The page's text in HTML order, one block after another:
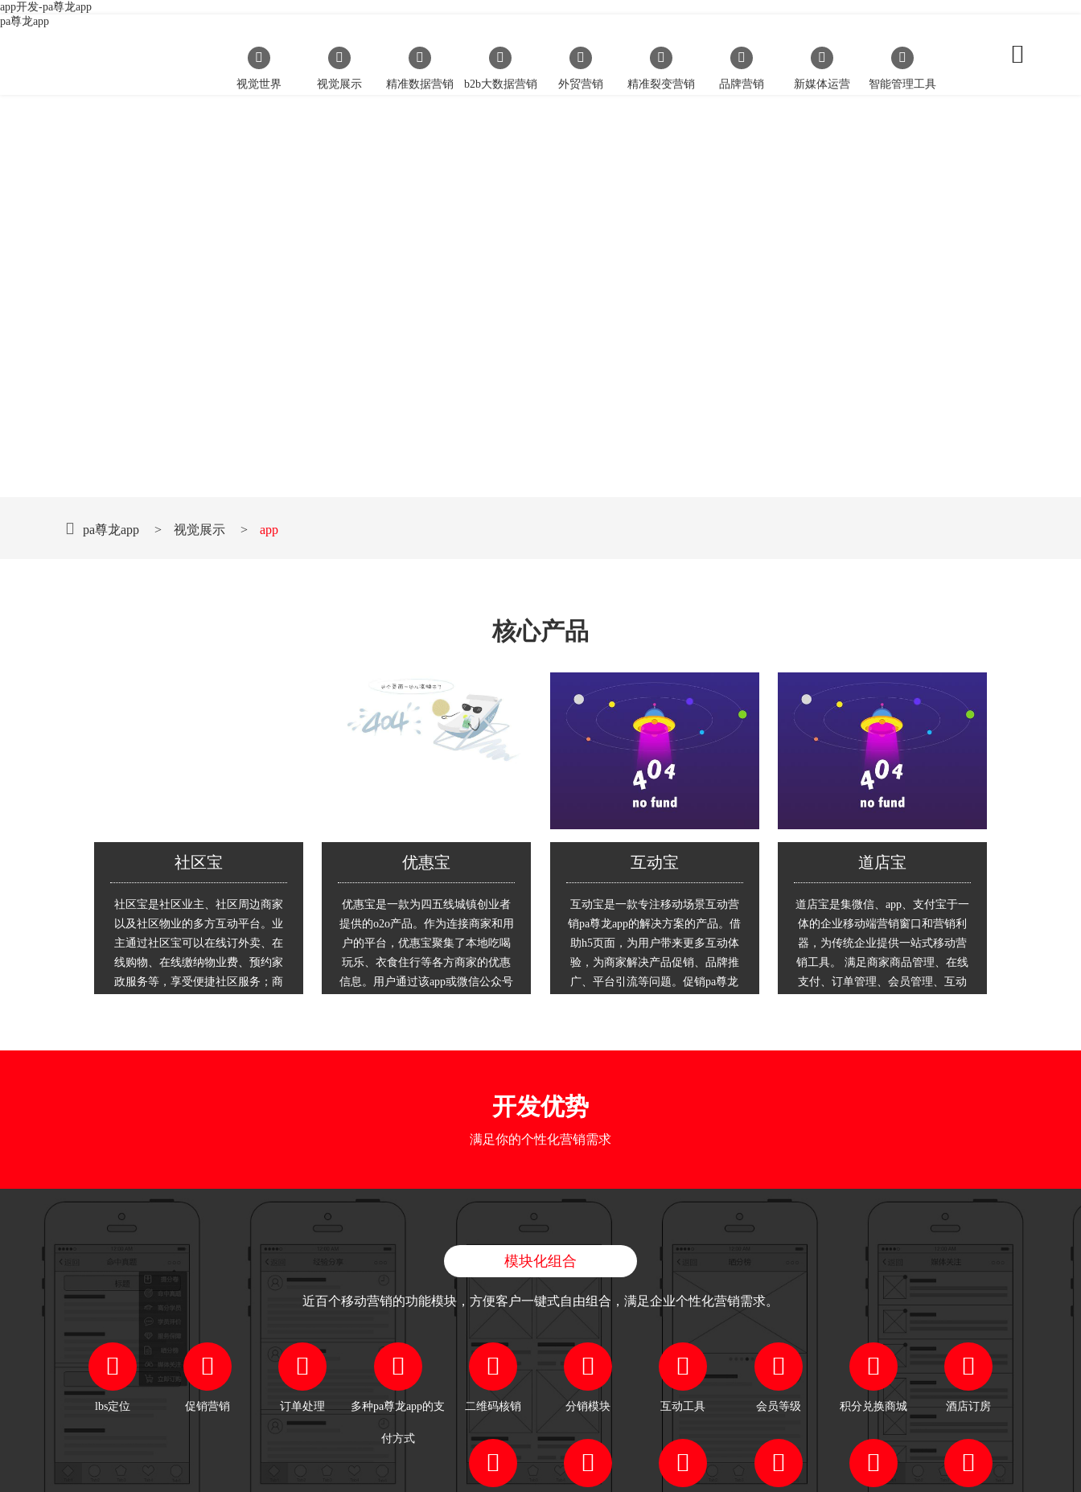
app开发-pa尊龙app
pa尊龙app
视觉世界 视觉展示 精准数据营销 b2b大数据营销 外贸营销 精准裂变营销 品牌营销 新媒体运营 智能管理工具
pa尊龙app > 视觉展示 > app
核心产品
社区宝
社区宝是社区业主、社区周边商家
以及社区物业的多方互动平台。业
主通过社区宝可以在线订外卖、在
线购物、在线缴纳物业费、预约家
政服务等，享受便捷社区服务；商
优惠宝
优惠宝是一款为四五线城镇创业者
提供的o2o产品。作为连接商家和用
户的平台，优惠宝聚集了本地吃喝
玩乐、衣食住行等各方商家的优惠
信息。用户通过该app或微信公众号
互动宝
互动宝是一款专注移动场景互动营
销pa尊龙app的解决方案的产品。借
助h5页面，为用户带来更多互动体
验，为商家解决产品促销、品牌推
广、平台引流等问题。促销pa尊龙
引流pa尊龙app的解决方案：通过让
利用户等活动策略，引导用户关注
微信公众号、下载安装app或注册成
道店宝
道店宝是集微信、app、支付宝于一
体的企业移动端营销窗口和营销利
器，为传统企业提供一站式移动营
销工具。 满足商家商品管理、在线
支付、订单管理、会员管理、互动
开发优势
满足你的个性化营销需求
模块化组合
近百个移动营销的功能模块，方便客户一键式自由组合，满足企业个性化营销需求。
lbs定位 促销营销 订单处理 多种pa尊龙app的支
付方式
二维码核销 分销模块 互动工具 会员等级 积分兑换商城 酒店订房